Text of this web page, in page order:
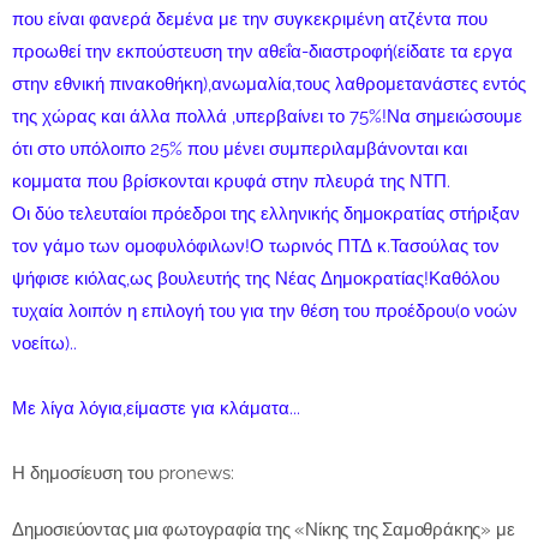
που είναι φανερά δεμένα με την συγκεκριμένη ατζέντα που
προωθεί την εκπούστευση την αθεΐα-διαστροφή(είδατε τα εργα
στην εθνική πινακοθήκη),ανωμαλία,τους λαθρομετανάστες εντός
της χώρας και άλλα πολλά ,υπερβαίνει το 75%!Να σημειώσουμε
ότι στο υπόλοιπο 25% που μένει συμπεριλαμβάνονται και
κομματα που βρίσκονται κρυφά στην πλευρά της ΝΤΠ.
Οι δύο τελευταίοι πρόεδροι της ελληνικής δημοκρατίας στήριξαν
τον γάμο των ομοφυλόφιλων!Ο τωρινός ΠΤΔ κ.Τασούλας τον
ψήφισε κιόλας,ως βουλευτής της Νέας Δημοκρατίας!Καθόλου
τυχαία λοιπόν η επιλογή του για την θέση του προέδρου(ο νοών
νοείτω)..
Με λίγα λόγια,είμαστε για κλάματα...
Η δημοσίευση του pronews:
Δημοσιεύοντας μια φωτογραφία της «Νίκης της Σαμοθράκης» με